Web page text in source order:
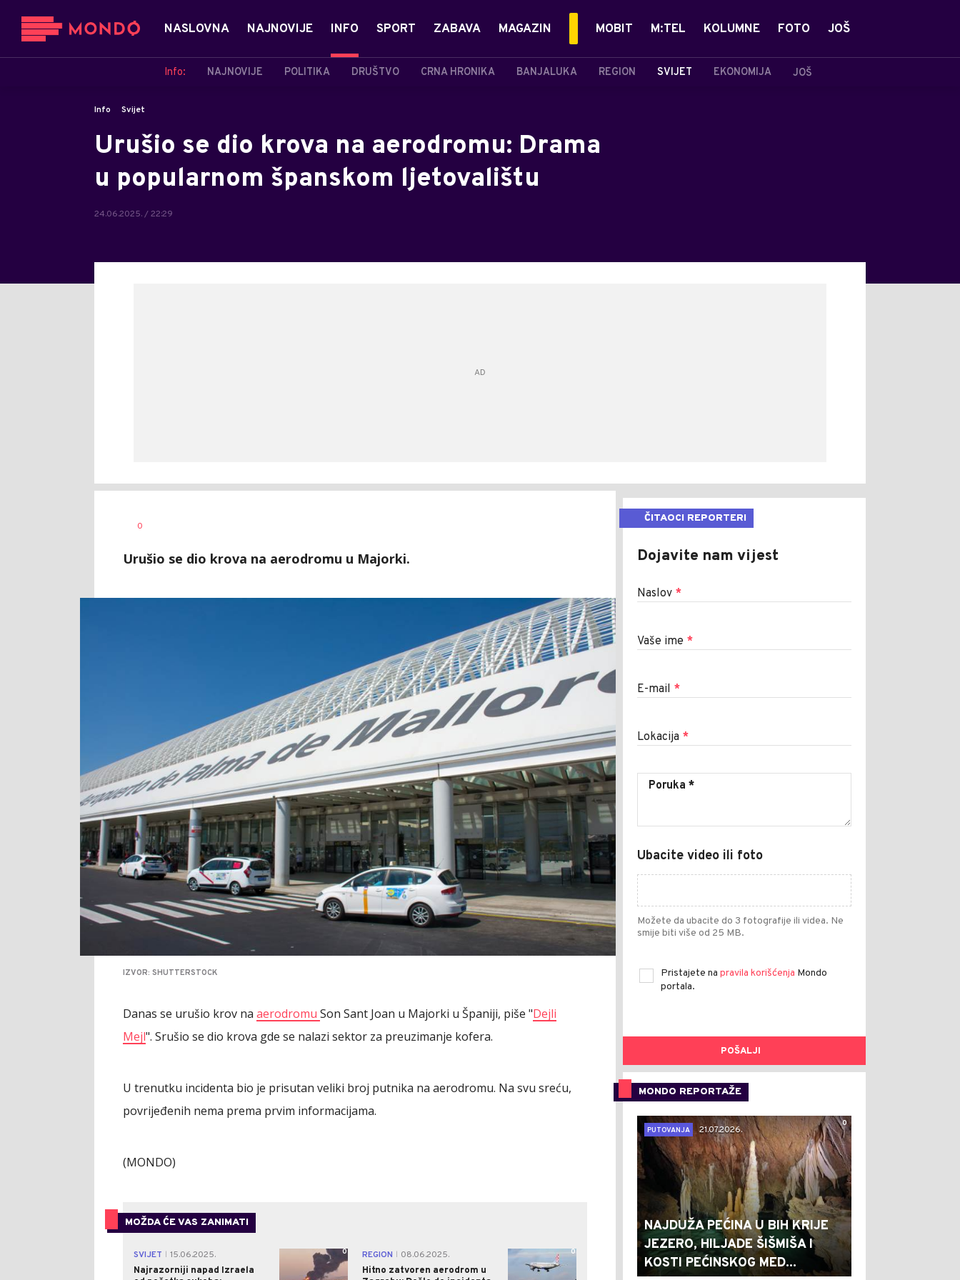
NASLOVNA NAJNOVIJE INFO
Info: NAJNOVIJE POLITIKA DRUŠTVO CRNA HRONIKA BANJALUKA REGION SVIJET EKONOMIJA JOŠ
SPORT ZABAVA MAGAZIN MOBIT M:TEL KOLUMNE FOTO JOŠ
Info Svijet
Urušio se dio krova na aerodromu: Drama
u popularnom španskom ljetovalištu
24.06.2025. / 22:29
0
Urušio se dio krova na aerodromu u Majorki.
IZVOR: SHUTTERSTOCK
Danas se urušio krov na aerodromu Son Sant Joan u Majorki u Španiji, piše "Dejli
Mejl". Srušio se dio krova gde se nalazi sektor za preuzimanje kofera.
U trenutku incidenta bio je prisutan veliki broj putnika na aerodromu. Na svu sreću,
povrijeđenih nema prema prvim informacijama.
(MONDO)
MOŽDA ĆE VAS ZANIMATI
SVIJET
15.06.2025.
Najrazorniji napad Izraela
0 REGION
08.06.2025.
Hitno zatvoren aerodrom u
0
ČITAOCI REPORTERI
Dojavite nam vijest
Naslov *
Vaše ime *
E-mail *
Lokacija *
Ubacite video ili foto
Možete da ubacite do 3 fotografije ili videa. Ne
smije biti više od 25 MB.
Pristajete na pravila korišćenja Mondo
portala.
POŠALJI
MONDO REPORTAŽE
0
PUTOVANJA
21.07.2026.
NAJDUŽA PEĆINA U BIH KRIJE
JEZERO, HILJADE ŠIŠMIŠA I
KOSTI PEĆINSKOG MED...